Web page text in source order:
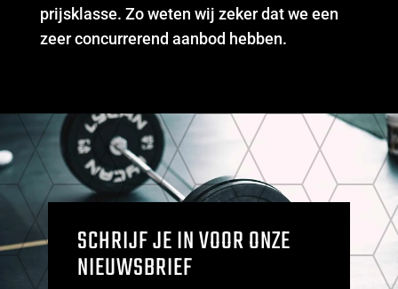
prijsklasse. Zo weten wij zeker dat we een
zeer concurrerend aanbod hebben.
SCHRIJF JE IN VOOR ONZE
NIEUWSBRIEF